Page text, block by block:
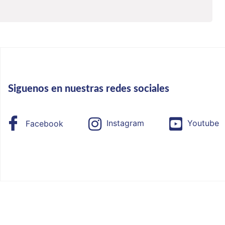
Siguenos en nuestras redes sociales
Facebook Instagram Youtube